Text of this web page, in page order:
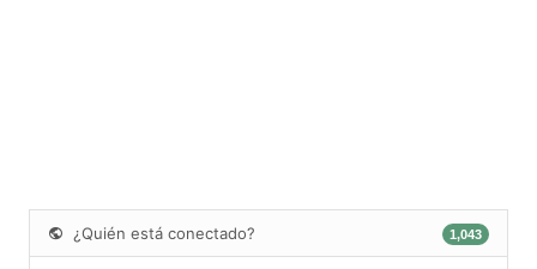
¿Quién está conectado? 1,043